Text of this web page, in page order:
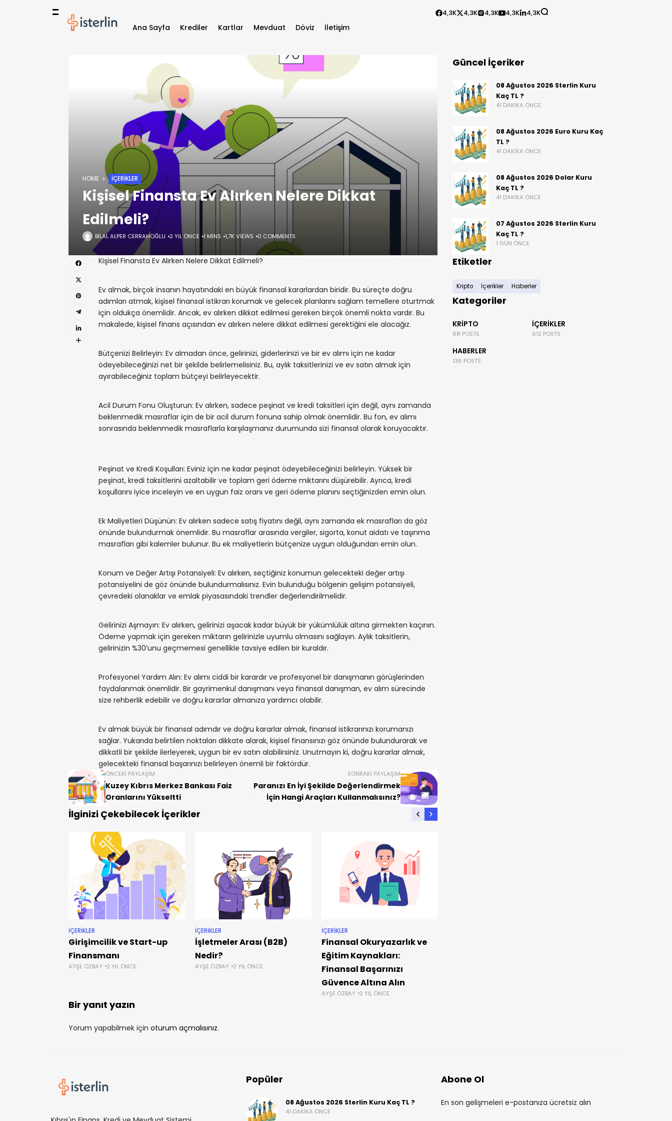
Ana Sayfa Krediler Kartlar Mevduat Döviz İletişim
4,3K 4,3K 4,3K 4,3K 4,3K
HOME İÇERIKLER
Kişisel Finansta Ev Alırken Nelere Dikkat
Edilmeli?
BILAL ALPER CERRAHOĞLU 2 YIL ÖNCE 1 MINS 1,7K VIEWS 0 COMMENTS
Kişisel Finansta Ev Alırken Nelere Dikkat Edilmeli?
Ev almak, birçok insanın hayatındaki en büyük finansal kararlardan biridir. Bu süreçte doğru
adımları atmak, kişisel finansal istikrarı korumak ve gelecek planlarını sağlam temellere oturtmak
için oldukça önemlidir. Ancak, ev alırken dikkat edilmesi gereken birçok önemli nokta vardır. Bu
makalede, kişisel finans açısından ev alırken nelere dikkat edilmesi gerektiğini ele alacağız.
Bütçenizi Belirleyin: Ev almadan önce, gelirinizi, giderlerinizi ve bir ev alımı için ne kadar
ödeyebileceğinizi net bir şekilde belirlemelisiniz. Bu, aylık taksitlerinizi ve ev satın almak için
ayırabileceğiniz toplam bütçeyi belirleyecektir.
Acil Durum Fonu Oluşturun: Ev alırken, sadece peşinat ve kredi taksitleri için değil, aynı zamanda
beklenmedik masraflar için de bir acil durum fonuna sahip olmak önemlidir. Bu fon, ev alımı
sonrasında beklenmedik masraflarla karşılaşmanız durumunda sizi finansal olarak koruyacaktır.
Peşinat ve Kredi Koşulları: Eviniz için ne kadar peşinat ödeyebileceğinizi belirleyin. Yüksek bir
peşinat, kredi taksitlerini azaltabilir ve toplam geri ödeme miktarını düşürebilir. Ayrıca, kredi
koşullarını iyice inceleyin ve en uygun faiz oranı ve geri ödeme planını seçtiğinizden emin olun.
Ek Maliyetleri Düşünün: Ev alırken sadece satış fiyatını değil, aynı zamanda ek masrafları da göz
önünde bulundurmak önemlidir. Bu masraflar arasında vergiler, sigorta, konut aidatı ve taşınma
masrafları gibi kalemler bulunur. Bu ek maliyetlerin bütçenize uygun olduğundan emin olun.
Konum ve Değer Artışı Potansiyeli: Ev alırken, seçtiğiniz konumun gelecekteki değer artışı
potansiyelini de göz önünde bulundurmalısınız. Evin bulunduğu bölgenin gelişim potansiyeli,
çevredeki olanaklar ve emlak piyasasındaki trendler değerlendirilmelidir.
Gelirinizi Aşmayın: Ev alırken, gelirinizi aşacak kadar büyük bir yükümlülük altına girmekten kaçının.
Ödeme yapmak için gereken miktarın gelirinizle uyumlu olmasını sağlayın. Aylık taksitlerin,
gelirinizin %30’unu geçmemesi genellikle tavsiye edilen bir kuraldır.
Profesyonel Yardım Alın: Ev alımı ciddi bir karardır ve profesyonel bir danışmanın görüşlerinden
faydalanmak önemlidir. Bir gayrimenkul danışmanı veya finansal danışman, ev alım sürecinde
size rehberlik edebilir ve doğru kararlar almanıza yardımcı olabilir.
Ev almak büyük bir finansal adımdır ve doğru kararlar almak, finansal istikrarınızı korumanızı
sağlar. Yukarıda belirtilen noktaları dikkate alarak, kişisel finansınızı göz önünde bulundurarak ve
dikkatli bir şekilde ilerleyerek, uygun bir ev satın alabilirsiniz. Unutmayın ki, doğru kararlar almak,
gelecekteki finansal başarınızı belirleyen önemli bir faktördür.
ÖNCEKI PAYLAŞIM
Kuzey Kıbrıs Merkez Bankası Faiz
Oranlarını Yükseltti
SONRAKI PAYLAŞIM
Paranızı En İyi Şekilde Değerlendirmek
İçin Hangi Araçları Kullanmalısınız?
İlginizi Çekebilecek İçerikler
İÇERIKLER
Girişimcilik ve Start-up
Finansmanı
AYŞE ÖZBAY 2 YIL ÖNCE
İÇERIKLER
İşletmeler Arası (B2B)
Nedir?
AYŞE ÖZBAY 2 YIL ÖNCE
İÇERIKLER
Finansal Okuryazarlık ve
Eğitim Kaynakları:
Finansal Başarınızı
Güvence Altına Alın
AYŞE ÖZBAY 2 YIL ÖNCE
Bir yanıt yazın
Yorum yapabilmek için oturum açmalısınız.
Güncel İçeriker
08 Ağustos 2026 Sterlin Kuru
Kaç TL ?
41 DAKIKA ÖNCE
08 Ağustos 2026 Euro Kuru Kaç
TL ?
41 DAKIKA ÖNCE
08 Ağustos 2026 Dolar Kuru
Kaç TL ?
41 DAKIKA ÖNCE
07 Ağustos 2026 Sterlin Kuru
Kaç TL ?
1 GÜN ÖNCE
Etiketler
Kripto İçerikler Haberler
Kategoriler
KRIPTO
88 POSTS
İÇERIKLER
612 POSTS
HABERLER
136 POSTS
Popüler
08 Ağustos 2026 Sterlin Kuru Kaç TL ?
41 DAKIKA ÖNCE
Abone Ol
En son gelişmeleri e-postanıza ücretsiz alın